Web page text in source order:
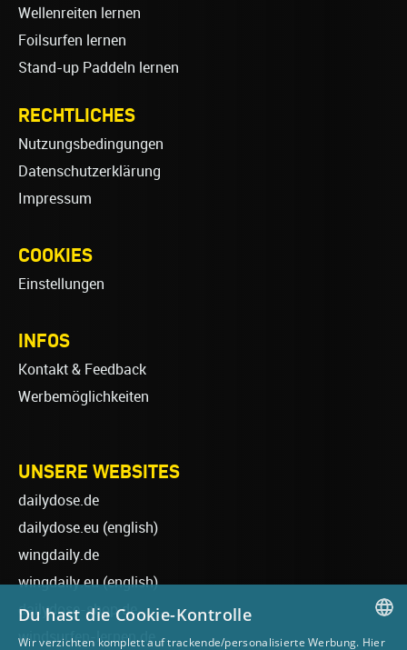
Wellenreiten lernen
Foilsurfen lernen
Stand-up Paddeln lernen
RECHTLICHES
Nutzungsbedingungen
Datenschutzerklärung
Impressum
COOKIES
Einstellungen
INFOS
Kontakt & Feedback
Werbemöglichkeiten
UNSERE WEBSITES
dailydose.de
dailydose.eu (english)
wingdaily.de
wingdaily.eu(english)
dailydose-shop.de
windsurfen-lernen.de
Du hast die Cookie-Kontrolle
Wir verzichten komplett auf trackende/personalisierte Werbung. Hier